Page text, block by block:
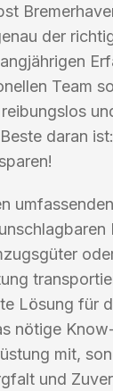
der
Team
daran
Lösung für
nötige
mit,
und